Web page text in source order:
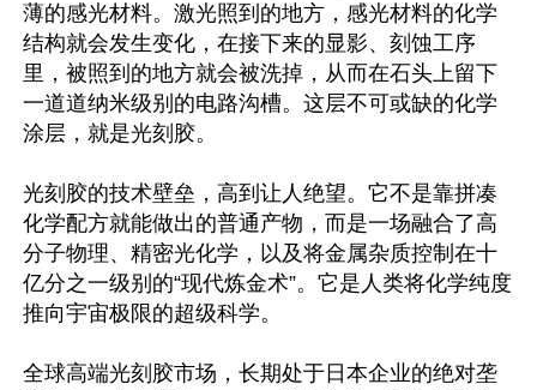
薄的感光材料。激光照到的地方，感光材料的化学
结构就会发生变化，在接下来的显影、刻蚀工序
里，被照到的地方就会被洗掉，从而在石头上留下
一道道纳米级别的电路沟槽。这层不可或缺的化学
涂层，就是光刻胶。
光刻胶的技术壁垒，高到让人绝望。它不是靠拼凑
化学配方就能做出的普通产物，而是一场融合了高
分子物理、精密光化学，以及将金属杂质控制在十
亿分之一级别的“现代炼金术”。它是人类将化学纯度
推向宇宙极限的超级科学。
全球高端光刻胶市场，长期处于日本企业的绝对垄